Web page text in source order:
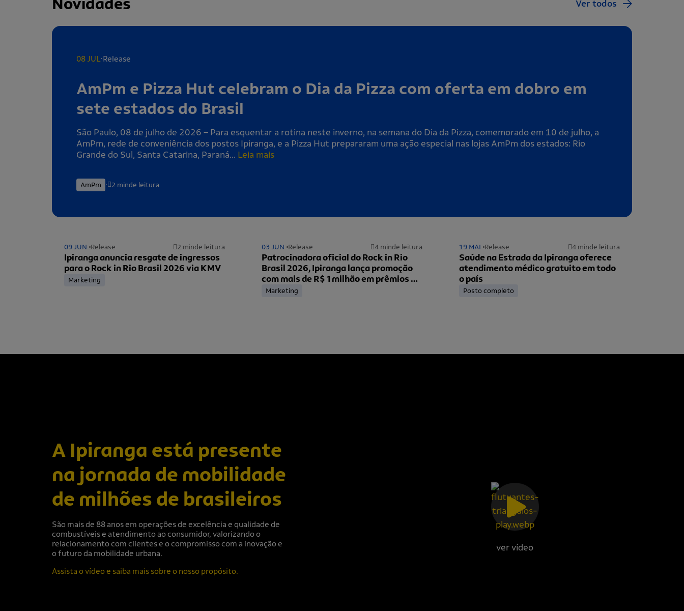
Ver todos
08 JUL.Release
AmPm e Pizza Hut celebram o Dia da Pizza com oferta em dobro em
sete estados do Brasil
São Paulo, 08 de julho de 2026 – Para esquentar a rotina neste inverno, na semana do Dia da Pizza, comemorado em 10 de julho, a
AmPm, rede de conveniência dos postos Ipiranga, e a Pizza Hut prepararam uma ação especial nas lojas AmPm dos estados: Rio
Grande do Sul, Santa Catarina, Paraná... Leia mais
AmPm . 2 minde leitura
09 JUN Release 2 minde leitura
Ipiranga anuncia resgate de ingressos
para o Rock in Rio Brasil 2026 via KMV
Marketing
03 JUN Release 4 minde leitura
Patrocinadora oficial do Rock in Rio
Brasil 2026, Ipiranga lança promoção
com mais de R$ 1 milhão em prêmios e
ingressos para o festival
Marketing
19 MAI Release 4 minde leitura
Saúde na Estrada da Ipiranga oferece
atendimento médico gratuito em todo
o país
Posto completo
A Ipiranga está presente
na jornada de mobilidade
de milhões de brasileiros
São mais de 88 anos em operações de excelência e qualidade de
combustíveis e atendimento ao consumidor, valorizando o
relacionamento com clientes e o compromisso com a inovação e
o futuro da mobilidade urbana.
Assista o vídeo e saiba mais sobre o nosso propósito.
ver vídeo